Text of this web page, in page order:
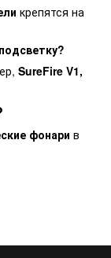
крепятся на
SureFire V1,
фонари в